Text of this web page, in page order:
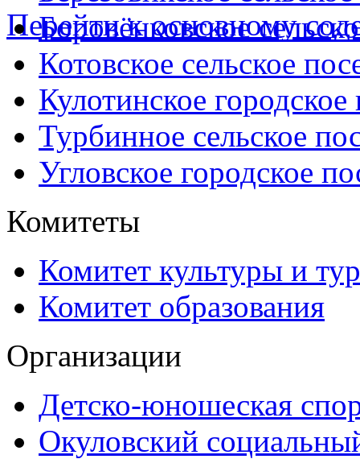
Перейти к основному
Боровёнковское
Котовское сельское
Кулотинское городское
Турбинное сельское
Угловское городское
Комитеты
Комитет культуры и
Комитет образования
Организации
Детско-юношеская
Окуловский